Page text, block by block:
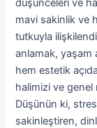
düşünceleri ve
mavi sakinlik ve
tutkuyla
anlamak, yaşam
hem estetik
halimizi ve genel
Düşünün ki,
sakinleştiren,